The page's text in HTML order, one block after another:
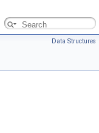
Data Structures